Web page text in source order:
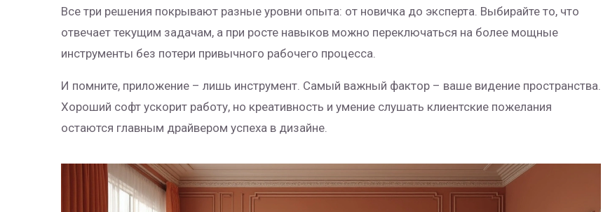
Все три решения покрывают разные уровни опыта: от новичка до эксперта. Выбирайте то, что
отвечает текущим задачам, а при росте навыков можно переключаться на более мощные
инструменты без потери привычного рабочего процесса.
И помните, приложение – лишь инструмент. Самый важный фактор – ваше видение пространства.
Хороший софт ускорит работу, но креативность и умение слушать клиентские пожелания
остаются главным драйвером успеха в дизайне.